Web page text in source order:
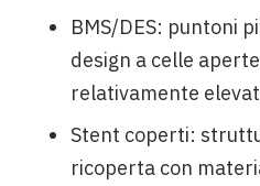
BMS/DES: puntoni
design a celle
relativamente
Stent coperti:
ricoperta con